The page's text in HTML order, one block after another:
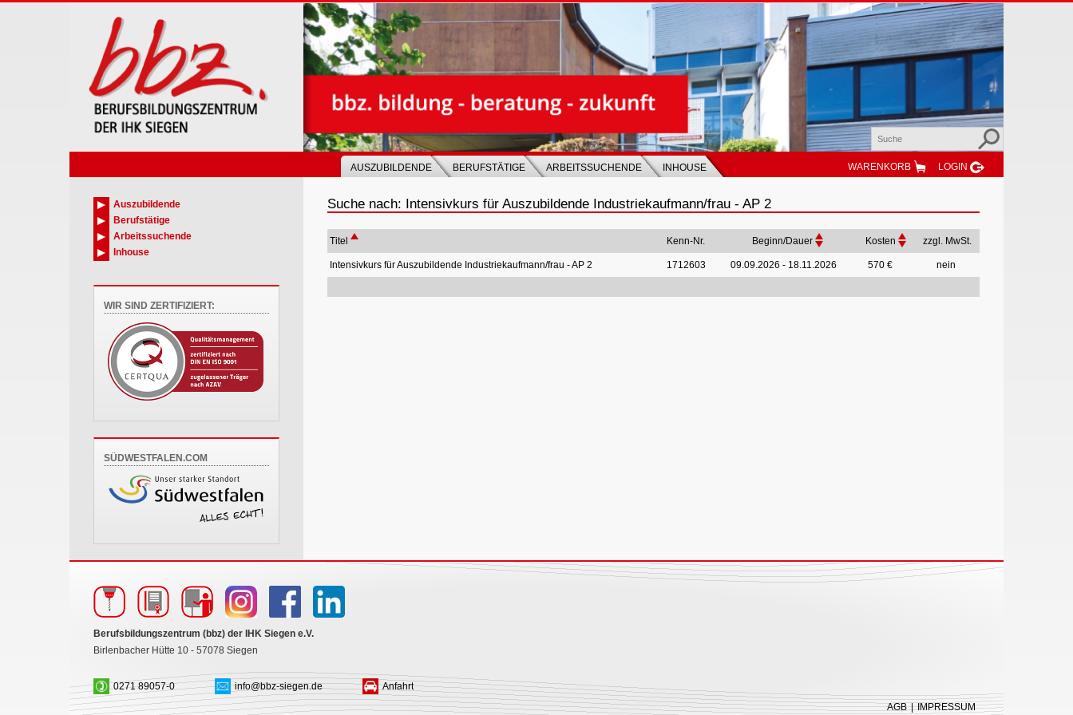
AUSZUBILDENDE BERUFSTÄTIGE ARBEITSSUCHENDE INHOUSE WARENKORB LOGIN
Suche nach: Intensivkurs für Auszubildende Industriekaufmann/frau - AP 2
Titel Kenn-Nr. Beginn/Dauer Kosten zzgl. MwSt.
Intensivkurs für Auszubildende Industriekaufmann/frau - AP 2 1712603 09.09.2026 - 18.11.2026 570 € nein
Auszubildende
Berufstätige
Arbeitssuchende
Inhouse
WIR SIND ZERTIFIZIERT:
SÜDWESTFALEN.COM
Berufsbildungszentrum (bbz) der IHK Siegen e.V.
Birlenbacher Hütte 10 - 57078 Siegen
0271 89057-0 info@bbz-siegen.de
Anfahrt
AGB | IMPRESSUM